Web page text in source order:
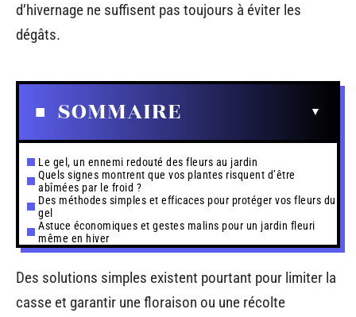
d’hivernage ne suffisent pas toujours à éviter les
dégâts.
SOMMAIRE
Le gel, un ennemi redouté des fleurs au jardin
Quels signes montrent que vos plantes risquent d’être
abîmées par le froid ?
Des méthodes simples et efficaces pour protéger vos fleurs du
gel
Astuce économiques et gestes malins pour un jardin fleuri
même en hiver
Des solutions simples existent pourtant pour limiter la
casse et garantir une floraison ou une récolte